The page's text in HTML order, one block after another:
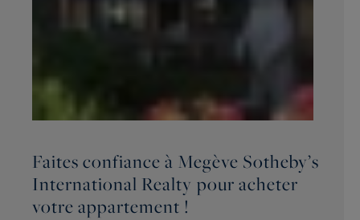
Faites confiance à Megève Sotheby’s
International Realty pour acheter
votre appartement !